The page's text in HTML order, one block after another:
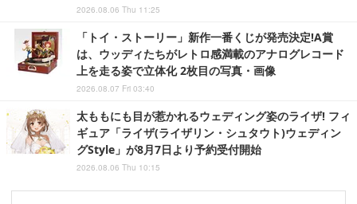
2026.08.06 Thu 11:25
「トイ・ストーリー」新作一番くじが発売決定!A賞
は、ウッディたちがレトロ感満載のアナログレコード
上を走る姿で立体化 2枚目の写真・画像
2026.08.07 Fri 03:40
太ももにも目が惹かれるウェディング姿のライザ! フィ
ギュア「ライザ(ライザリン・シュタウト)ウェディン
グStyle」が8月7日より予約受付開始
2026.08.06 Thu 10:15